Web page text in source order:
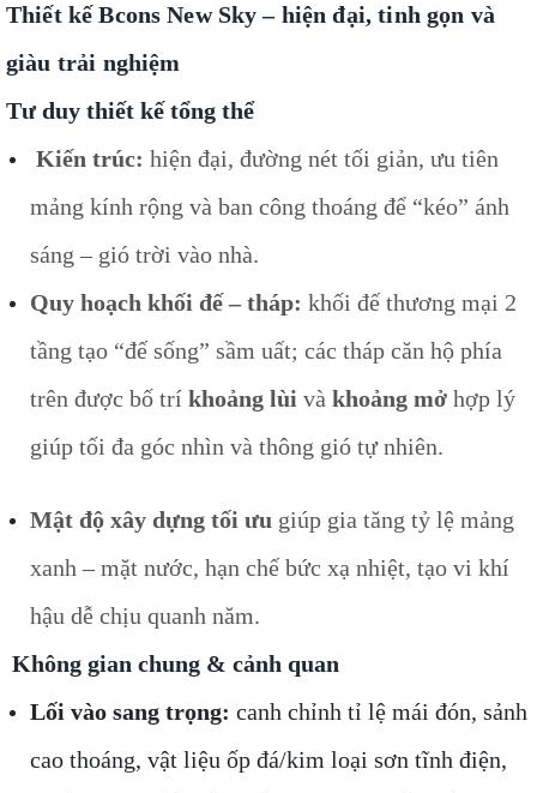
Thiết kế Bcons New Sky – hiện đại, tinh gọn và
giàu trải nghiệm
Tư duy thiết kế tổng thể
Kiến trúc: hiện đại, đường nét tối giản, ưu tiên
mảng kính rộng và ban công thoáng để “kéo” ánh
sáng – gió trời vào nhà.
Quy hoạch khối đế – tháp: khối đế thương mại 2
tầng tạo “đế sống” sầm uất; các tháp căn hộ phía
trên được bố trí khoảng lùi và khoảng mở hợp lý
giúp tối đa góc nhìn và thông gió tự nhiên.
Mật độ xây dựng tối ưu giúp gia tăng tỷ lệ mảng
xanh – mặt nước, hạn chế bức xạ nhiệt, tạo vi khí
hậu dễ chịu quanh năm.
Không gian chung & cảnh quan
Lối vào sang trọng: canh chỉnh tỉ lệ mái đón, sảnh
cao thoáng, vật liệu ốp đá/kim loại sơn tĩnh điện,